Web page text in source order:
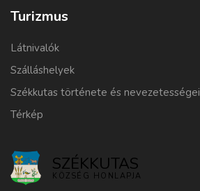
Turizmus
Látnivalók
Szálláshelyek
Székkutas története és nevezetességei
Térkép
SZÉKKUTAS
KÖZSÉG HONLAPJA